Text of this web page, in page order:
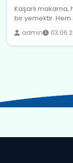
Kaşarlı makarna,
bir yemektir. Hem
admin